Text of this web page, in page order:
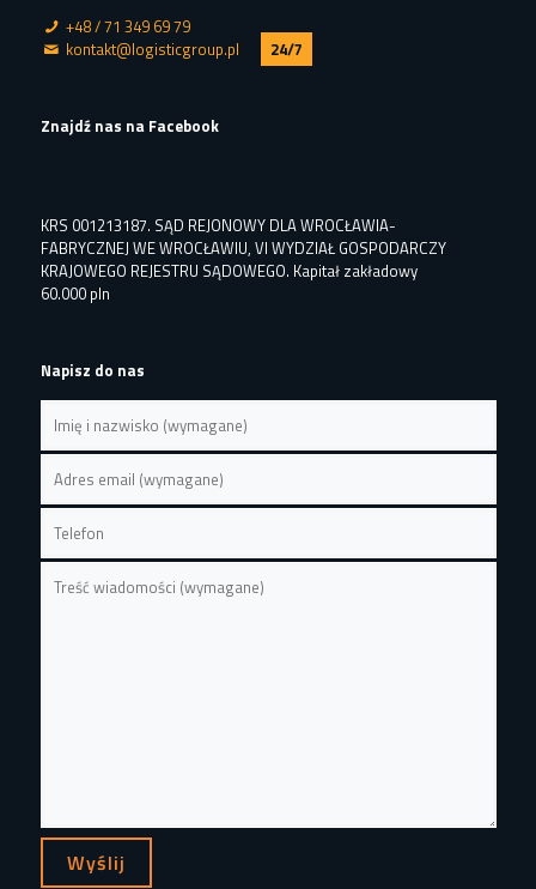
+48 / 71 349 69 79
kontakt@logisticgroup.pl
24/7
Znajdź nas na Facebook
KRS 001213187. SĄD REJONOWY DLA WROCŁAWIA-
FABRYCZNEJ WE WROCŁAWIU, VI WYDZIAŁ GOSPODARCZY
KRAJOWEGO REJESTRU SĄDOWEGO. Kapitał zakładowy
60.000 pln
Napisz do nas